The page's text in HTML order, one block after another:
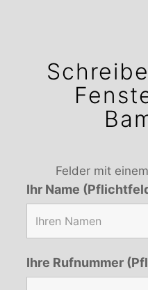
Felder mit einem
Ihr Name
Ihre Rufnummer